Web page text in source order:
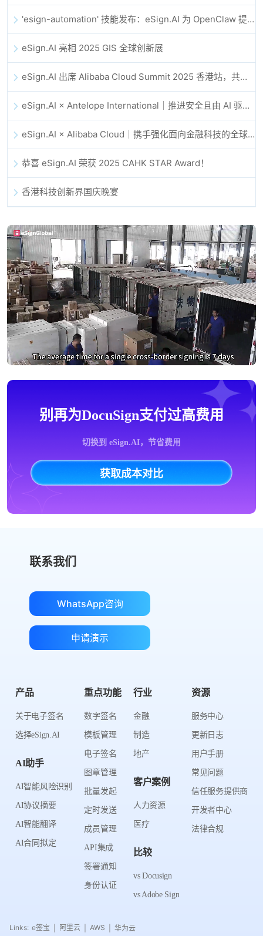
'esign-automation' 技能发布：eSign.AI 为 OpenClaw 提供自动化电子签名能力
eSign.AI 亮相 2025 GIS 全球创新展
eSign.AI 出席 Alibaba Cloud Summit 2025 香港站，共同探讨 AI 驱动的云创新与数字信任未来
eSign.AI × Antelope International｜推进安全且由 AI 驱动的数字化工作流
eSign.AI × Alibaba Cloud｜携手强化面向金融科技的全球数字信任
恭喜 eSign.AI 荣获 2025 CAHK STAR Award！
香港科技创新界国庆晚宴
别再为DocuSign支付过高费用
切换到 eSign.AI，节省费用
获取成本对比
联系我们
WhatsApp咨询
申请演示
产品
关于电子签名
选择eSign.AI
AI助手
AI智能风险识别
AI协议摘要
AI智能翻译
AI合同拟定
重点功能
数字签名
模板管理
电子签名
图章管理
批量发起
定时发送
成员管理
API集成
签署通知
身份认证
行业
金融
制造
地产
客户案例
人力资源
医疗
比较
vs Docusign
vs Adobe Sign
资源
服务中心
更新日志
用户手册
常见问题
信任服务提供商
开发者中心
法律合规
Links: e签宝 阿里云 AWS 华为云